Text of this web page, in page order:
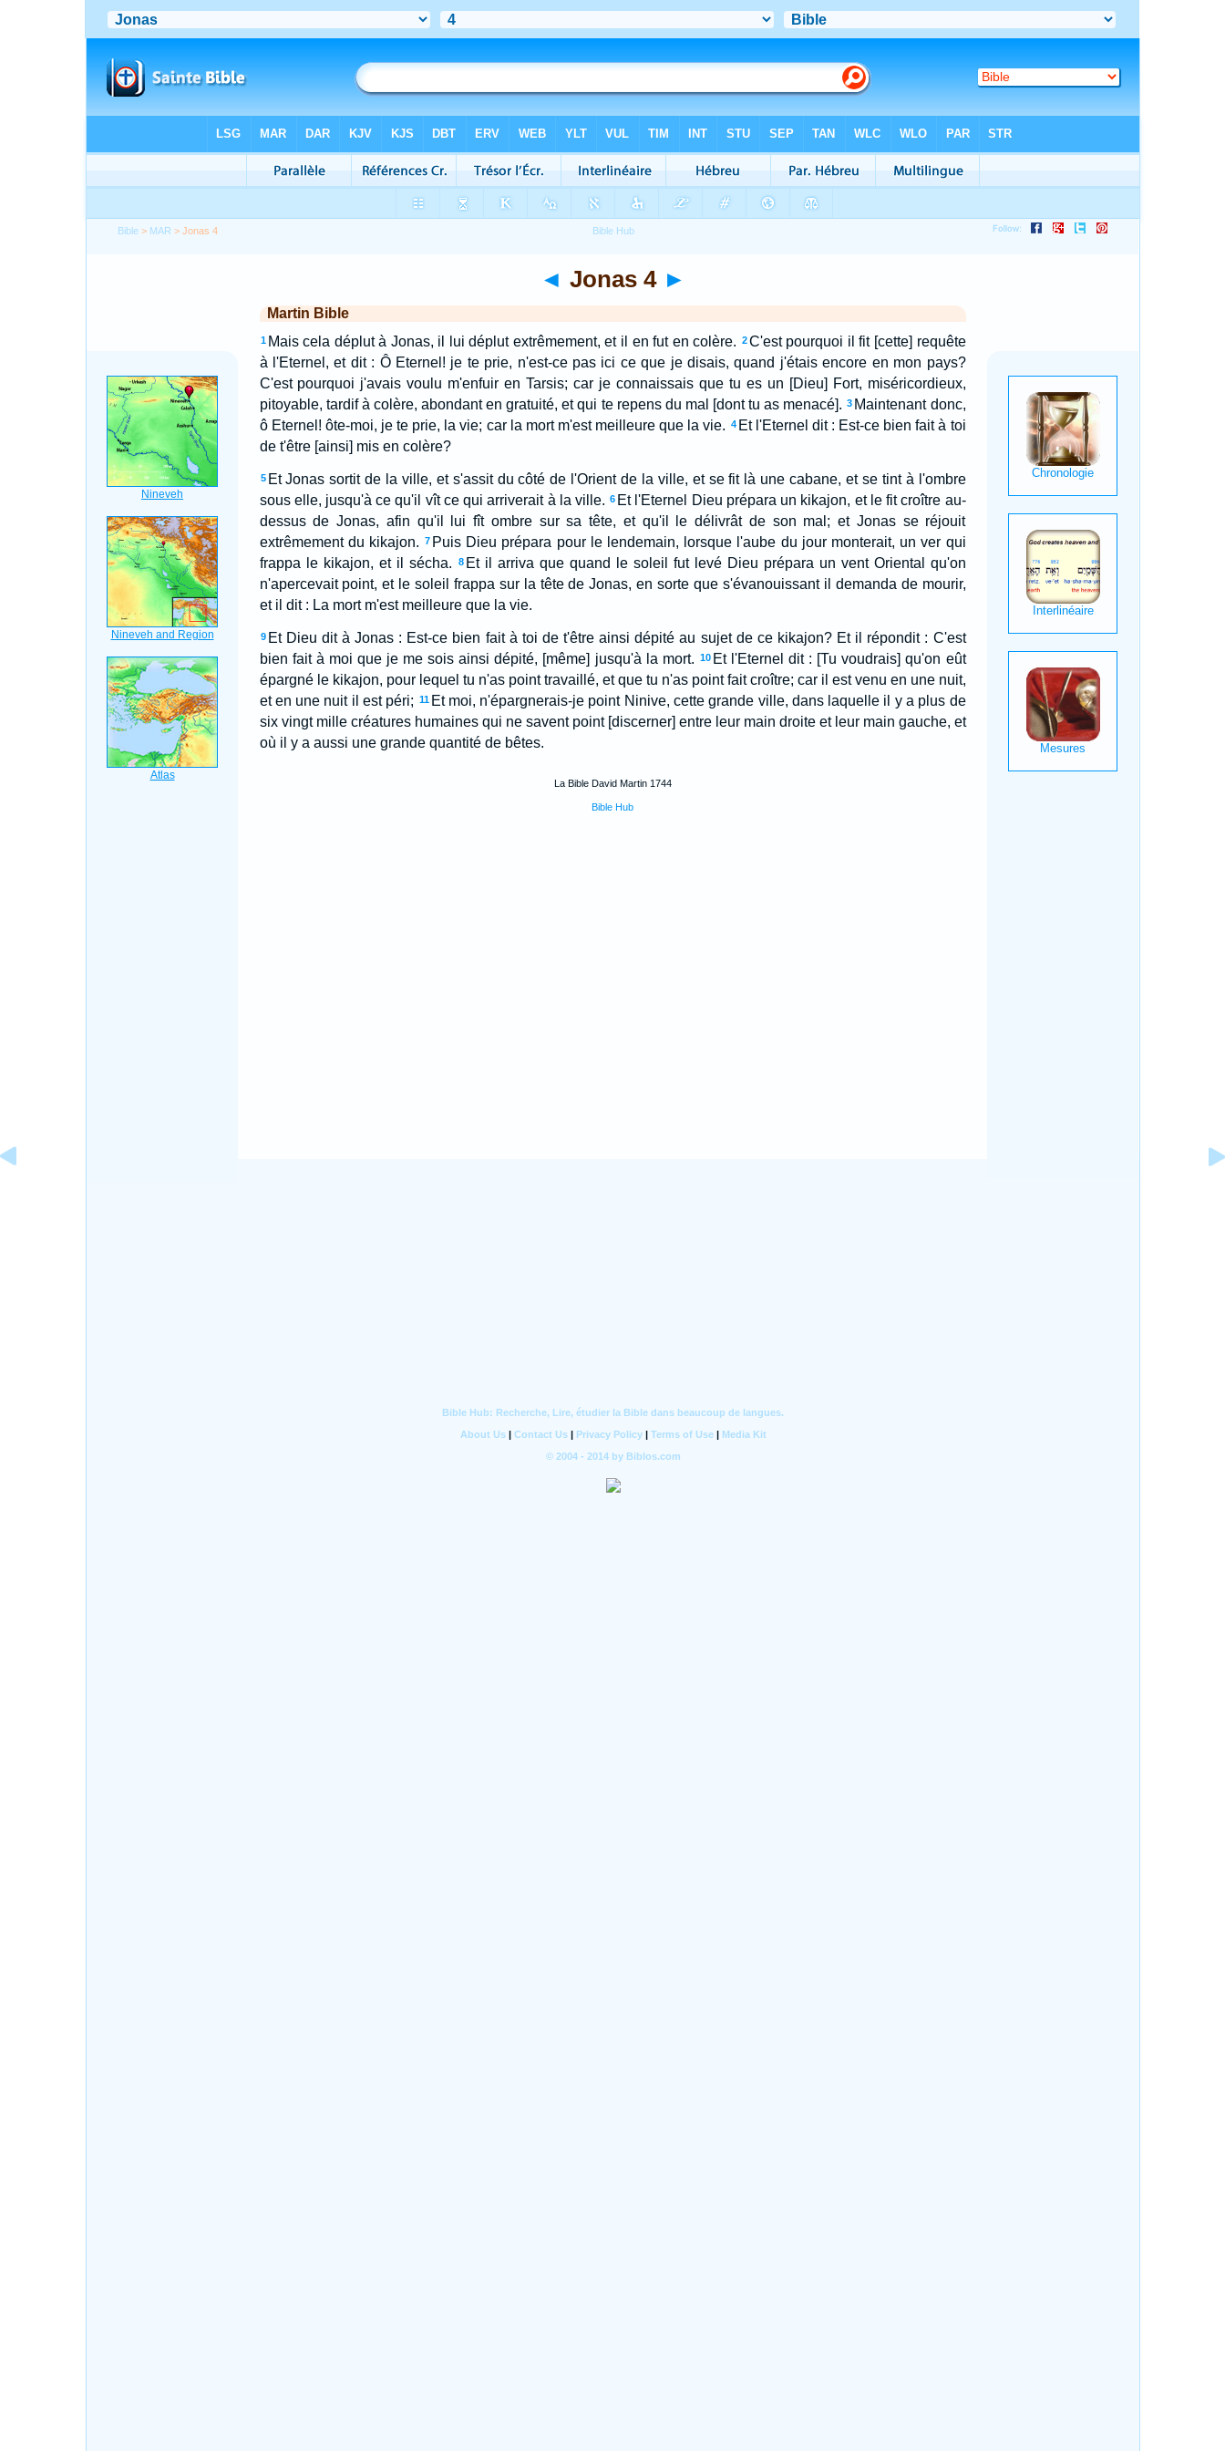
Bible > MAR > Jonas 4
◄ Jonas 4 ►
Martin Bible
1 Mais cela déplut à Jonas, il lui déplut extrêmement, et il en fut en colère. 2C'est pourquoi il fit [cette] requête
à l'Eternel, et dit : Ô Eternel! je te prie, n'est-ce pas ici ce que je disais, quand j'étais encore en mon pays?
C'est pourquoi j'avais voulu m'enfuir en Tarsis; car je connaissais que tu es un [Dieu] Fort, miséricordieux,
pitoyable, tardif à colère, abondant en gratuité, et qui te repens du mal [dont tu as menacé]. 3 Maintenant donc,
ô Eternel! ôte-moi, je te prie, la vie; car la mort m'est meilleure que la vie. 4 Et l'Eternel dit : Est-ce bien fait à toi
de t'être [ainsi] mis en colère?
5 Et Jonas sortit de la ville, et s'assit du côté de l'Orient de la ville, et se fit là une cabane, et se tint à l'ombre
sous elle, jusqu'à ce qu'il vît ce qui arriverait à la ville. 6 Et l'Eternel Dieu prépara un kikajon, et le fit croître au-
dessus de Jonas, afin qu'il lui fît ombre sur sa tête, et qu'il le délivrât de son mal; et Jonas se réjouit
extrêmement du kikajon. 7 Puis Dieu prépara pour le lendemain, lorsque l'aube du jour monterait, un ver qui
frappa le kikajon, et il sécha.
8 Et il arriva que quand le soleil fut levé Dieu prépara un vent Oriental qu'on
n'apercevait point, et le soleil frappa sur la tête de Jonas, en sorte que s'évanouissant il demanda de mourir,
et il dit : La mort m'est meilleure que la vie.
9 Et Dieu dit à Jonas : Est-ce bien fait à toi de t'être ainsi dépité au sujet de ce kikajon? Et il répondit : C'est
bien fait à moi que je me sois ainsi dépité, [même] jusqu'à la mort. 10 Et l'Eternel dit : [Tu voudrais] qu'on eût
épargné le kikajon, pour lequel tu n'as point travaillé, et que tu n'as point fait croître; car il est venu en une nuit,
et en une nuit il est péri; 11 Et moi, n'épargnerais-je point Ninive, cette grande ville, dans laquelle il y a plus de
six vingt mille créatures humaines qui ne savent point [discerner] entre leur main droite et leur main gauche, et
où il y a aussi une grande quantité de bêtes.
La Bible David Martin 1744
Bible Hub